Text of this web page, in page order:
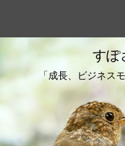
すぽ
「成長、ビジネス